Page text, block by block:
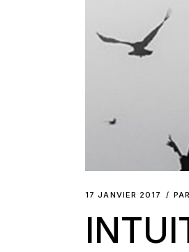
17 JANVIER 2017 PAR